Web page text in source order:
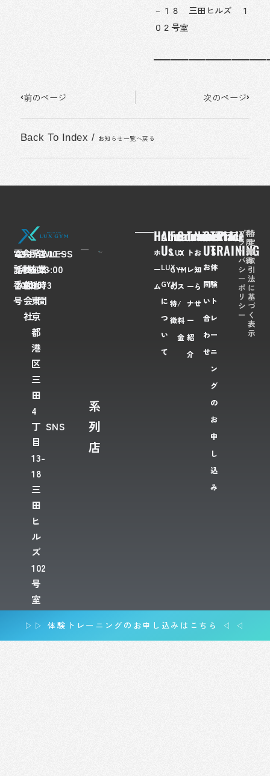
－１８ 三田ヒルズ １
０２号室
前のページ 次のページ
Back To Index / お知らせ一覧へ戻る
電
話
番
号
03-
6435-
2028
会
社
名
FLAWLESS
株
式
会
社
所
在
地
〒
108-
0073
東
京
都
港
区
三
田
4
丁
目
13-
18
三
田
ヒ
ル
ズ
102
号
室
営
業
時
間
7:00〜
23:00
SNS
系
列
店
Home
ホ
ー
ム
About
Us
LUX
GYM
に
つ
い
て
Feaures
LUX
GYM
の
特
徴
Course/Price
コ
ー
ス
/
料
金
Trainer
ト
レ
ー
ナ
ー
紹
介
News
お
知
ら
せ
Contact
Us
お
問
い
合
わ
せ
TRIAL
TRAINING
体
験
ト
レ
ー
ニ
ン
グ
の
お
申
し
込
み
プ
ラ
イ
バ
シ
ー
ポ
リ
シ
ー
利
用
規
約
特
定
商
取
引
法
に
基
づ
く
表
示
▷▷ 体験トレーニングのお申し込みはこちら ◁ ◁